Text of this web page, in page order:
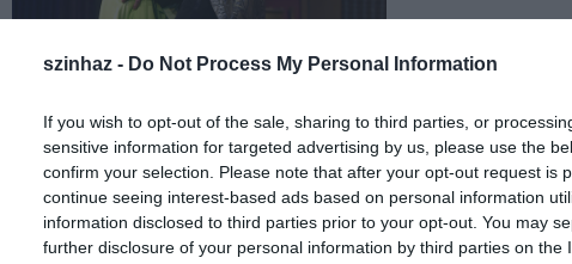
szinhaz - Do Not Process My Personal Information
If you wish to opt-out of the sale, sharing to third parties, or
sensitive information for targeted advertising by us, please use the
confirm your selection. Please note that after your opt-out request is
continue seeing interest-based ads based on personal information
information disclosed to third parties prior to your opt-out. You may
further disclosure of your personal information by third parties on the